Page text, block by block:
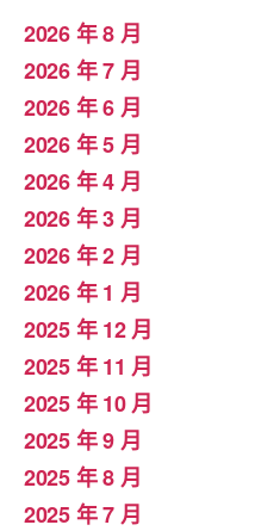
2026 年 8 月
2026 年 7 月
2026 年 6 月
2026 年 5 月
2026 年 4 月
2026 年 3 月
2026 年 2 月
2026 年 1 月
2025 年 12 月
2025 年 11 月
2025 年 10 月
2025 年 9 月
2025 年 8 月
2025 年 7 月